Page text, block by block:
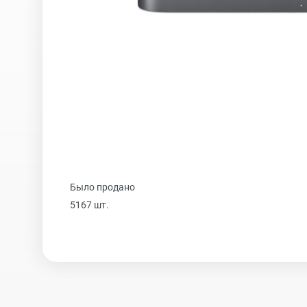
iPhone 15 Pro
Было продано
5167 шт.